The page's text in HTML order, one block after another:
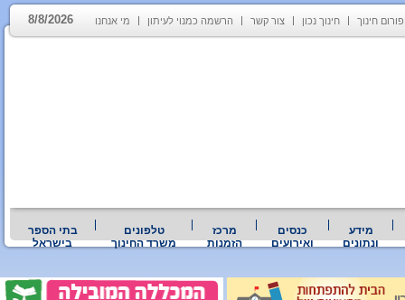
פורום חינוך חינוך נכון צור קשר הרשמה כמנוי לעיתון מי אנחנו 8/8/2026
מידע
ונתונים
כנסים
ואירועים
מרכז
הזמנות
טלפונים
משרד החינוך
בתי הספר
בישראל